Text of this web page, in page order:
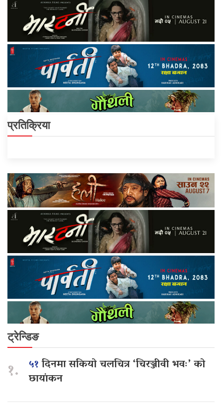
प्रतिक्रिया
ट्रेन्डिङ
१. ५१दिनमा सकियो चलचित्र ‘चिरञ्जीवी भवः’ को
छायांकन